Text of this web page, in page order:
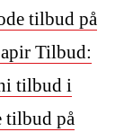
tilbud på
Tilbud:
tilbud i
tilbud på